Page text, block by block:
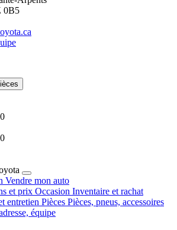
0B5
Vendre mon auto
et prix Occasion Inventaire et rachat
entretien Pièces Pièces, pneus, accessoires
équipe